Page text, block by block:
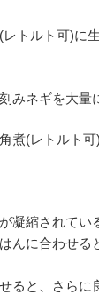
レトルト可)に
みネギを大量
煮(レトルト
凝縮されてい
んに合わせる
ると、さらに